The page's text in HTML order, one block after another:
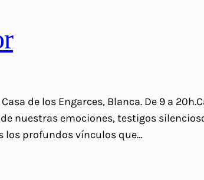
de los Engarces, Blanca. De 9 a
nuestras emociones, testigos
los profundos vínculos que…